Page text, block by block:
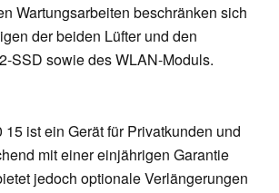
Wartungsarbeiten beschränken sich
der beiden Lüfter und den
SSD sowie des WLAN-Moduls.
15 ist ein Gerät für Privatkunden und
mit einer einjährigen Garantie
jedoch optionale Verlängerungen